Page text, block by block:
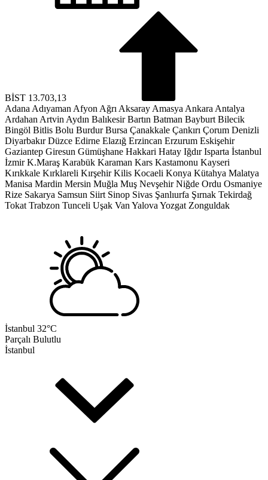
BİST 13.703,13
Adana Adıyaman Afyon Ağrı Aksaray Amasya Ankara Antalya
Ardahan Artvin Aydın Balıkesir Bartın Batman Bayburt Bilecik
Bingöl Bitlis Bolu Burdur Bursa Çanakkale Çankırı Çorum Denizli
Diyarbakır Düzce Edirne Elazığ Erzincan Erzurum Eskişehir
Gaziantep Giresun Gümüşhane Hakkari Hatay Iğdır Isparta İstanbul
İzmir K.Maraş Karabük Karaman Kars Kastamonu Kayseri
Kırıkkale Kırklareli Kırşehir Kilis Kocaeli Konya Kütahya Malatya
Manisa Mardin Mersin Muğla Muş Nevşehir Niğde Ordu Osmaniye
Rize Sakarya Samsun Siirt Sinop Sivas Şanlıurfa Şırnak Tekirdağ
Tokat Trabzon Tunceli Uşak Van Yalova Yozgat Zonguldak
İstanbul 32°C
Parçalı Bulutlu
İstanbul